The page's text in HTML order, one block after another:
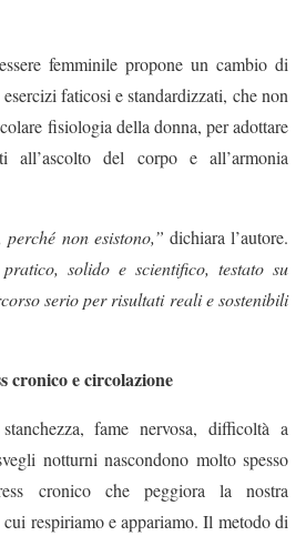
femminile propone un cambio di
faticosi e standardizzati, che non
fisiologia della donna, per adottare
all’ascolto del corpo e all’armonia
non esistono,” dichiara l’autore.
solido e scientifico, testato su
serio per risultati reali e sostenibili
cronico e circolazione
fame nervosa, difficoltà a
notturni nascondono molto spesso
cronico che peggiora la nostra
respiriamo e appariamo. Il metodo di